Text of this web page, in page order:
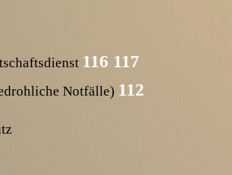
116 117
Notfälle) 112